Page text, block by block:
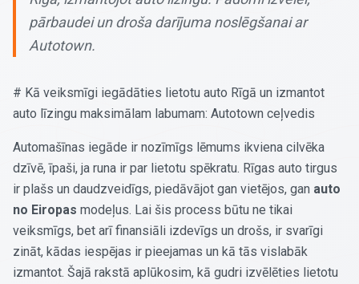
pārbaudei un droša darījuma noslēgšanai ar
Autotown.
# Kā veiksmīgi iegādāties lietotu auto Rīgā un izmantot
auto līzingu maksimālam labumam: Autotown ceļvedis
Automašīnas iegāde ir nozīmīgs lēmums ikviena cilvēka
dzīvē, īpaši, ja runa ir par lietotu spēkratu. Rīgas auto tirgus
ir plašs un daudzveidīgs, piedāvājot gan vietējos, gan auto
no Eiropas modeļus. Lai šis process būtu ne tikai
veiksmīgs, bet arī finansiāli izdevīgs un drošs, ir svarīgi
zināt, kādas iespējas ir pieejamas un kā tās vislabāk
izmantot. Šajā rakstā aplūkosim, kā gudri izvēlēties lietotu